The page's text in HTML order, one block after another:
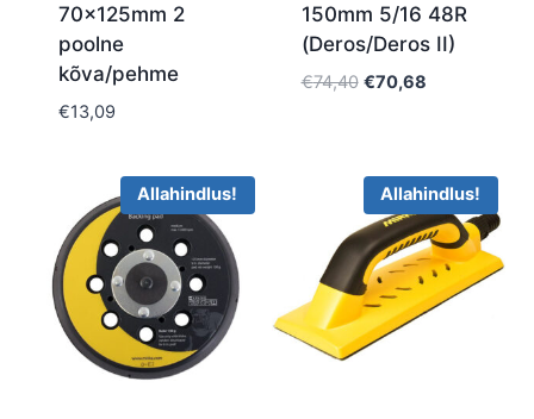
70x125mm 2
poolne
kõva/pehme
€13,09
150mm 5/16 48R
(Deros/Deros II)
€74,40 Algne
€70,68Current
Allahindlus!
Allahindlus!